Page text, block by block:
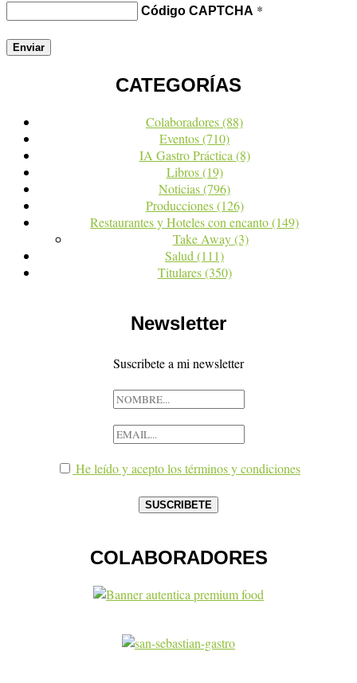
Código CAPTCHA *
CATEGORÍAS
Colaboradores(88)
Eventos(710)
IA Gastro Práctica(8)
Libros(19)
Noticias(796)
Producciones(126)
Restaurantes y Hoteles con encanto(149)
Take Away(3)
Salud(111)
Titulares(350)
Newsletter
Suscribete a mi newsletter
He leído y acepto los términos y condiciones
COLABORADORES